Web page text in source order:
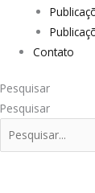
Contato
Pesquisar
Pesquisar